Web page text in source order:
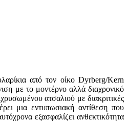
από τον οίκο Dyrberg/Kern
με το μοντέρνο αλλά διαχρονικό
ατσαλιού με διακριτικές
μια εντυπωσιακή αντίθεση που
εξασφαλίζει ανθεκτικότητα